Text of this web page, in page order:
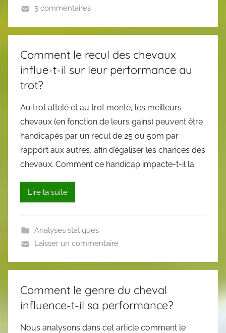
5 commentaires
Comment le recul des chevaux
influe-t-il sur leur performance au
trot?
Au trot attelé et au trot monté, les meilleurs
chevaux (en fonction de leurs gains) peuvent être
handicapés par un recul de 25 ou 50m par
rapport aux autres, afin d’égaliser les chances des
chevaux. Comment ce handicap impacte-t-il la
Lire la suite
Analyses statiques
Laisser un commentaire
Comment le genre du cheval
influence-t-il sa performance?
Nous analysons dans cet article comment le